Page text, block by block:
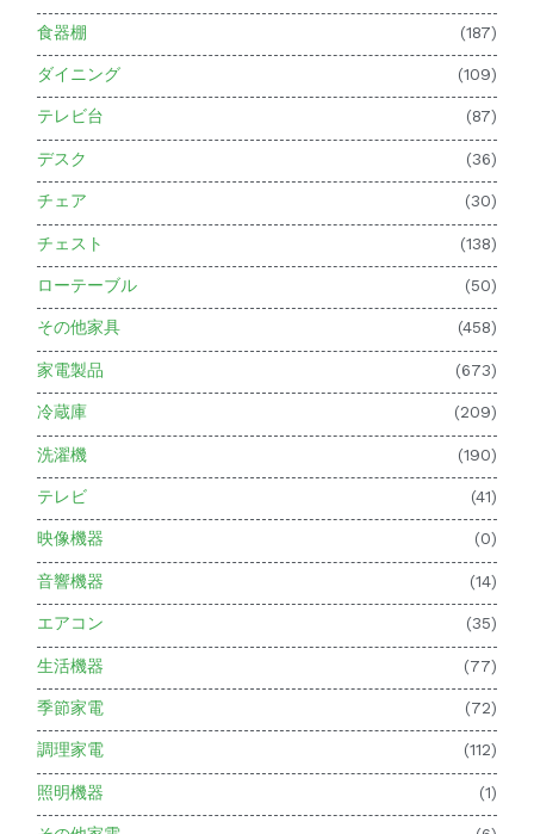
食器棚 (187)
ダイニング (109)
テレビ台 (87)
デスク (36)
チェア (30)
チェスト (138)
ローテーブル (50)
その他家具 (458)
家電製品 (673)
冷蔵庫 (209)
洗濯機 (190)
テレビ (41)
映像機器 (0)
音響機器 (14)
エアコン (35)
生活機器 (77)
季節家電 (72)
調理家電 (112)
照明機器 (1)